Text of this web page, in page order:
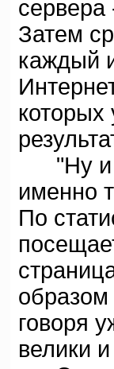
сервера
Затем
каждый
"Ну и
именно
По
образом
говоря
велики